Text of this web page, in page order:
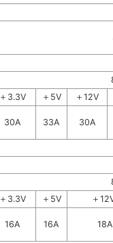
＋3.3V ＋5V
＋12V
30A
33A
30A
＋3.3V ＋5V
＋
16A
16A
18A